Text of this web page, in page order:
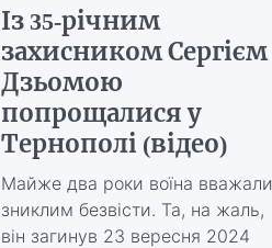
Із 35-річним
захисником Сергієм
Дзьомою
попрощалися у
Тернополі (відео)
Майже два роки воїна вважали
зниклим безвісти. Та, на жаль,
він загинув 23 вересня 2024